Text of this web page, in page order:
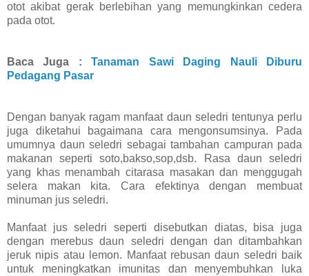
otot akibat gerak berlebihan yang memungkinkan cedera
pada otot.
Baca Juga :
Tanaman Sawi Daging Nauli Diburu
Pedagang Pasar
Dengan banyak ragam manfaat daun seledri tentunya perlu
juga diketahui bagaimana cara mengonsumsinya. Pada
umumnya daun seledri sebagai tambahan campuran pada
makanan seperti soto,bakso,sop,dsb. Rasa daun seledri
yang khas menambah citarasa masakan dan menggugah
selera makan kita. Cara efektinya dengan membuat
minuman jus seledri.
Manfaat jus seledri seperti disebutkan diatas, bisa juga
dengan merebus daun seledri dengan dan ditambahkan
jeruk nipis atau lemon. Manfaat rebusan daun seledri baik
untuk meningkatkan imunitas dan menyembuhkan luka